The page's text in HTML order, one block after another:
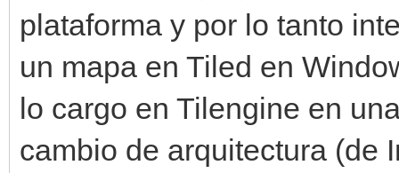
plataforma y por lo tanto
un mapa en Tiled en
lo cargo en Tilengine en
cambio de arquitectura (de